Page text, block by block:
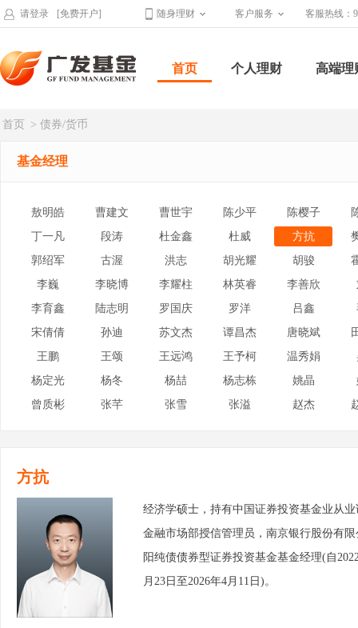
请登录 [免费开户] 随身理财 客户服务 客服热线：
首页 个人理财 高端理
首页 > 债券/货币
基金经理
敖明皓 曹建文 曹世宇 陈少平 陈樱子
丁一凡
段涛 杜金鑫 杜威 方抗
郭绍军
古渥 洪志 胡光耀 胡骏
李巍
李晓博 李耀柱 林英睿 李善欣
李育鑫
陆志明 罗国庆 罗洋 吕鑫
宋倩倩
孙迪 苏文杰 谭昌杰 唐晓斌
王鹏
王颂 王远鸿 王予柯 温秀娟
杨定光
杨冬 杨喆 杨志栋 姚晶
曾质彬
张芊 张雪 张溢 赵杰
方抗
经济学硕士，持有中国证券投资基金业从
金融市场部授信管理员，南京银行股份有
阳纯债债券型证券投资基金基金经理(自
月23日至2026年4月11日)。